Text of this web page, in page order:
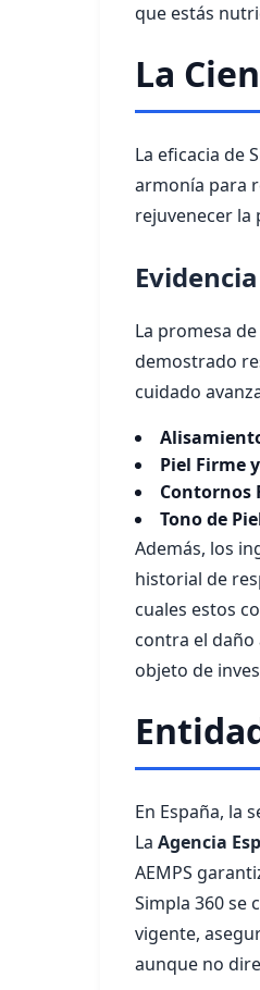
que estás
La
La eficacia de
armonía para
rejuvenecer la
La promesa
demostrado
cuidado
Piel Firme
Contornos
Tono de
Además, los
historial de
cuales estos
contra el daño
objeto de
En España, la
La Agencia
AEMPS
Simpla 360 se
vigente,
aunque no